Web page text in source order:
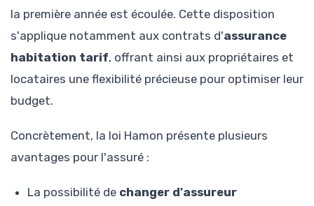
la première année est écoulée. Cette disposition
s'applique notamment aux contrats d'assurance
habitation tarif, offrant ainsi aux propriétaires et
locataires une flexibilité précieuse pour optimiser leur
budget.
Concrètement, la loi Hamon présente plusieurs
avantages pour l'assuré :
La possibilité de changer d'assureur